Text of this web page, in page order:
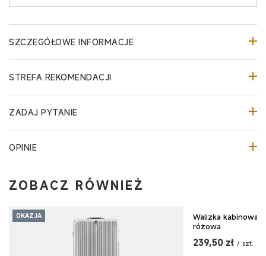
SZCZEGÓŁOWE INFORMACJE
STREFA REKOMENDACJI
ZADAJ PYTANIE
OPINIE
ZOBACZ RÓWNIEŻ
OKAZJA OKAZJA
Walizka kabinowa
różowa
239,50 zł / szt.